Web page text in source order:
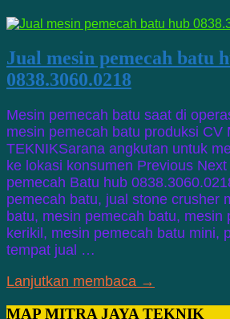
Jual mesin pemecah batu
0838.3060.0218
Mesin pemecah batu saat di
mesin pemecah batu produksi CV
TEKNIKSarana angkutan untuk
ke lokasi konsumen Previous
pemecah Batu hub
pemecah batu, jual stone crusher
batu, mesin pemecah batu, mesin
kerikil, mesin pemecah batu mini,
tempat jual …
Lanjutkan membaca →
MAP MITRA JAYA TEKNIK